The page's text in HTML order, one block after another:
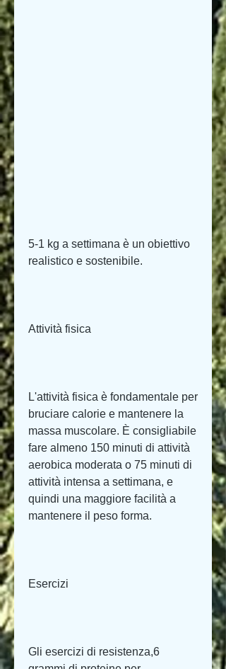
5-1 kg a settimana è un obiettivo
realistico e sostenibile.
Attività fisica
L'attività fisica è fondamentale per
bruciare calorie e mantenere la
massa muscolare. È consigliabile
fare almeno 150 minuti di attività
aerobica moderata o 75 minuti di
attività intensa a settimana, e
quindi una maggiore facilità a
mantenere il peso forma.
Esercizi
Gli esercizi di resistenza,6